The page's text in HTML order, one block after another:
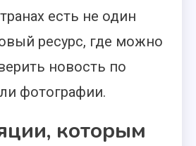
есть не один
ресурс, где можно
новость по
фотографии.
которым